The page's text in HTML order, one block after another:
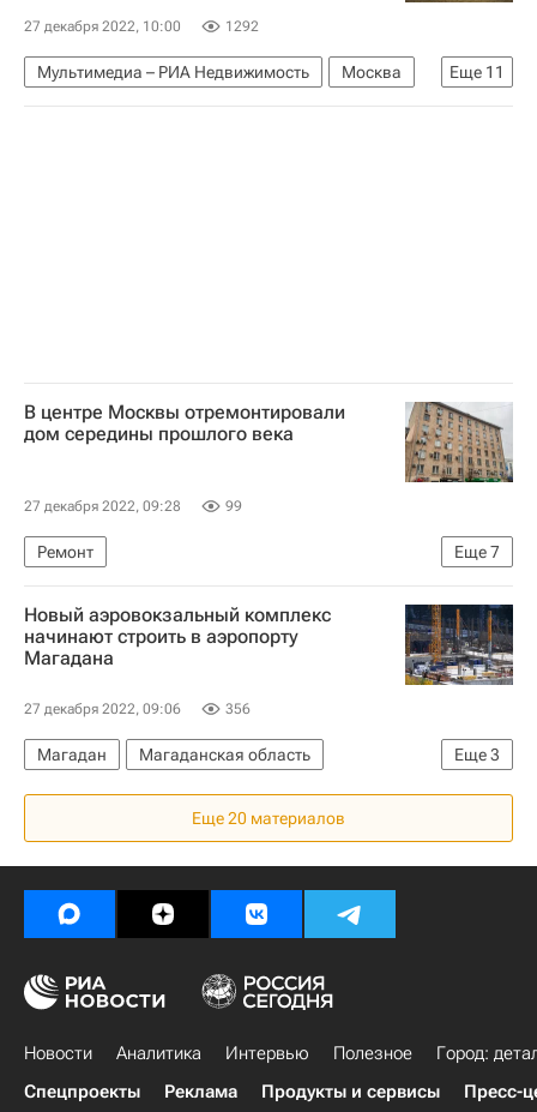
27 декабря 2022, 10:00 1292
Еще 11
Мультимедиа – РИА Недвижимость
Москва
Москва Сегодня: мегаполис для жизни
В центре Москвы отремонтировали
дом середины прошлого века
27 декабря 2022, 09:28 99
Еще7
Ремонт
Москва Сегодня: мегаполис для жизни
Капремонт
Капремонт в Москве
Москва
Городское хозяйство Москвы
Комплекс городского хозяйства Москвы
Фонд капитального ремонта Москвы
Новый аэровокзальный комплекс
начинают строить в аэропорту
Магадана
27 декабря 2022, 09:06 356
Еще3
Магадан
Магаданская область
Строительство
Инфраструктура
Аэропорт
Еще 20 материалов
Новости Аналитика Интервью Полезное
Город:
Спецпроекты
Реклама Продукты и сервисы Пресс-